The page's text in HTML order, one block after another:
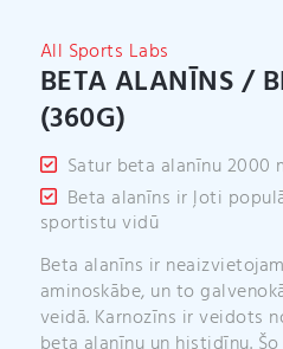
All Sports Labs
BETA ALANĪNS /
(360G)
Satur beta alanīnu 2000
Beta alanīns ir ļoti
sportistu vidū
Beta alanīns ir
aminoskābe, un to
veidā. Karnozīns ir veidots